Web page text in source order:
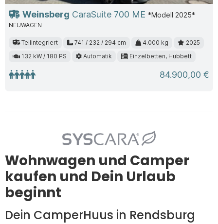
Weinsberg CaraSuite 700 ME *Modell 2025*
NEUWAGEN
Teilintegriert 741 / 232 / 294 cm 4.000 kg
2025
132 kW / 180 PS
Automatik Einzelbetten, Hubbett
84.900,00 €
Wohnwagen und Camper
kaufen und Dein Urlaub
beginnt
Dein CamperHuus in Rendsburg